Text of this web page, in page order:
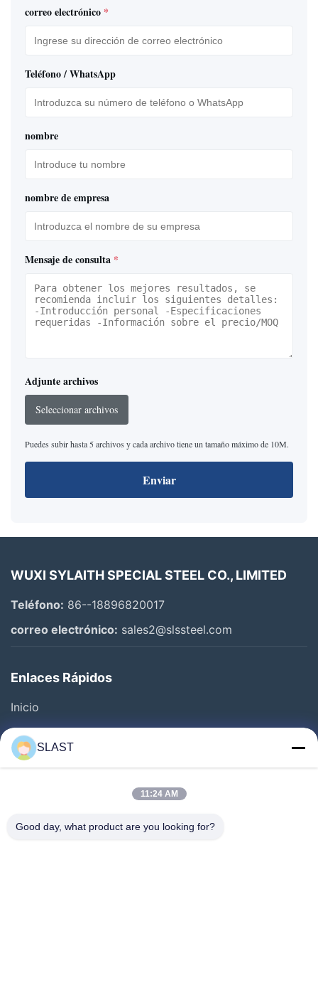
correo electrónico *
Teléfono / WhatsApp
nombre
nombre de empresa
Mensaje de consulta *
Adjunte archivos
Seleccionar archivos
Puedes subir hasta 5 archivos y cada archivo tiene un tamaño máximo de 10M.
Enviar
WUXI SYLAITH SPECIAL STEEL CO., LIMITED
Teléfono: 86--18896820017
correo electrónico: sales2@slssteel.com
Enlaces Rápidos
Inicio
Productos
Los Vídeos
Control De Calidad
SLAST
11:24 AM
Good day, what product are you looking for?